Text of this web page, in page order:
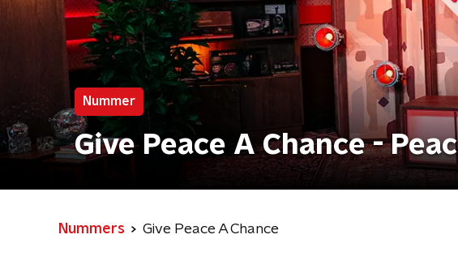
Nummer
Give Peace A Chance -
Nummers Give Peace A Chance